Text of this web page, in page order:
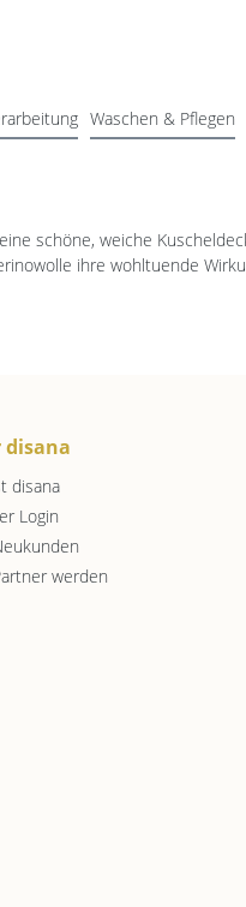
Waschen & Pflegen
schöne, weiche
ihre wohltuende
disana
disana
Login
werden